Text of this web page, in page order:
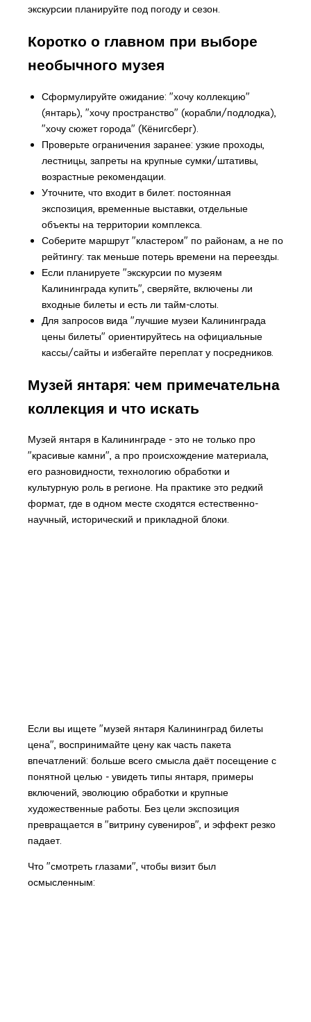
экскурсии планируйте под погоду и сезон.
Коротко о главном при выборе
необычного музея
Сформулируйте ожидание: "хочу коллекцию"
(янтарь), "хочу пространство" (корабли/подлодка),
"хочу сюжет города" (Кёнигсберг).
Проверьте ограничения заранее: узкие проходы,
лестницы, запреты на крупные сумки/штативы,
возрастные рекомендации.
Уточните, что входит в билет: постоянная
экспозиция, временные выставки, отдельные
объекты на территории комплекса.
Соберите маршрут "кластером" по районам, а не по
рейтингу: так меньше потерь времени на переезды.
Если планируете "экскурсии по музеям
Калининграда купить", сверяйте, включены ли
входные билеты и есть ли тайм-слоты.
Для запросов вида "лучшие музеи Калининграда
цены билеты" ориентируйтесь на официальные
кассы/сайты и избегайте переплат у посредников.
Музей янтаря: чем примечательна
коллекция и что искать
Музей янтаря в Калининграде - это не только про
"красивые камни", а про происхождение материала,
его разновидности, технологию обработки и
культурную роль в регионе. На практике это редкий
формат, где в одном месте сходятся естественно-
научный, исторический и прикладной блоки.
Если вы ищете "музей янтаря Калининград билеты
цена", воспринимайте цену как часть пакета
впечатлений: больше всего смысла даёт посещение с
понятной целью - увидеть типы янтаря, примеры
включений, эволюцию обработки и крупные
художественные работы. Без цели экспозиция
превращается в "витрину сувениров", и эффект резко
падает.
Что "смотреть глазами", чтобы визит был
осмысленным: